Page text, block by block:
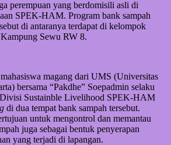
perempuan yang berdomisili asli di
SPEK-HAM. Program bank sampah
di antaranya terdapat di kelompok
Sewu RW 8.
magang dari UMS (Universitas
bersama “Pakdhe” Soepadmin selaku
Sustainble Livelihood SPEK-HAM
di dua tempat bank sampah tersebut.
untuk mengontrol dan memantau
juga sebagai bentuk penyerapan
yang terjadi di lapangan.